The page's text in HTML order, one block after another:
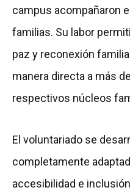
campus acompañaron
familias. Su labor
paz y reconexión
manera directa a más
respectivos núcleos
El voluntariado se
completamente
accesibilidad e